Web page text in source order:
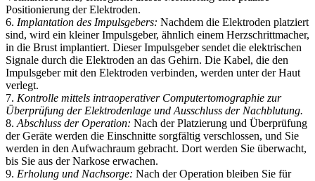
Positionierung der Elektroden.
6. Implantation des Impulsgebers: Nachdem die Elektroden platziert
sind, wird ein kleiner Impulsgeber, ähnlich einem Herzschrittmacher,
in die Brust implantiert. Dieser Impulsgeber sendet die elektrischen
Signale durch die Elektroden an das Gehirn. Die Kabel, die den
Impulsgeber mit den Elektroden verbinden, werden unter der Haut
verlegt.
7. Kontrolle mittels intraoperativer Computertomographie zur
Überprüfung der Elektrodenlage und Ausschluss der Nachblutung.
8. Abschluss der Operation: Nach der Platzierung und Überprüfung
der Geräte werden die Einschnitte sorgfältig verschlossen, und Sie
werden in den Aufwachraum gebracht. Dort werden Sie überwacht,
bis Sie aus der Narkose erwachen.
9. Erholung und Nachsorge: Nach der Operation bleiben Sie für